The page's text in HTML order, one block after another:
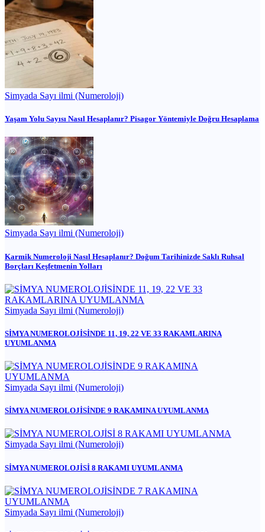
Simyada Sayı ilmi (Numeroloji)
Yaşam Yolu Sayısı Nasıl Hesaplanır? Pisagor Yöntemiyle Doğru Hesaplama
Simyada Sayı ilmi (Numeroloji)
Karmik Numeroloji Nasıl Hesaplanır? Doğum Tarihinizde Saklı Ruhsal
Borçları Keşfetmenin Yolları
Simyada Sayı ilmi (Numeroloji)
SİMYA NUMEROLOJİSİNDE 11, 19, 22 VE 33 RAKAMLARINA
UYUMLANMA
Simyada Sayı ilmi (Numeroloji)
SİMYA NUMEROLOJİSİNDE 9 RAKAMINA UYUMLANMA
Simyada Sayı ilmi (Numeroloji)
SİMYA NUMEROLOJİSİ 8 RAKAMI UYUMLANMA
Simyada Sayı ilmi (Numeroloji)